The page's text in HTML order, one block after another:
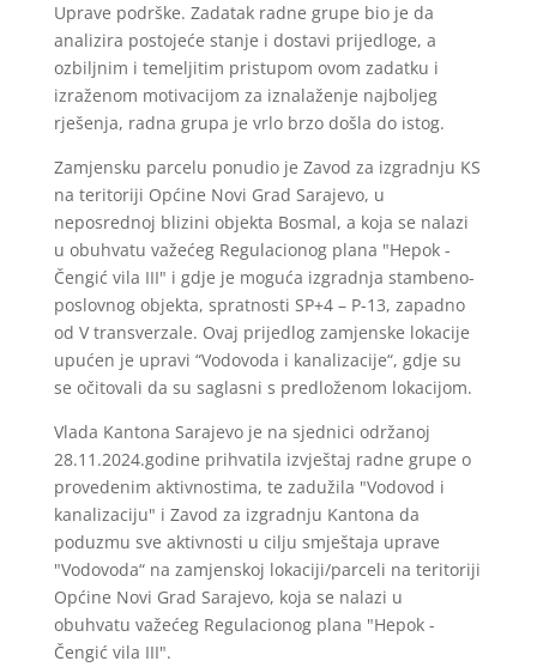
Uprave podrške. Zadatak radne grupe bio je da
analizira postojeće stanje i dostavi prijedloge, a
ozbiljnim i temeljitim pristupom ovom zadatku i
izraženom motivacijom za iznalaženje najboljeg
rješenja, radna grupa je vrlo brzo došla do istog.
Zamjensku parcelu ponudio je Zavod za izgradnju KS
na teritoriji Općine Novi Grad Sarajevo, u
neposrednoj blizini objekta Bosmal, a koja se nalazi
u obuhvatu važećeg Regulacionog plana "Hepok -
Čengić vila III" i gdje je moguća izgradnja stambeno-
poslovnog objekta, spratnosti SP+4 – P-13, zapadno
od V transverzale. Ovaj prijedlog zamjenske lokacije
upućen je upravi “Vodovoda i kanalizacije“, gdje su
se očitovali da su saglasni s predloženom lokacijom.
Vlada Kantona Sarajevo je na sjednici održanoj
28.11.2024.godine prihvatila izvještaj radne grupe o
provedenim aktivnostima, te zadužila "Vodovod i
kanalizaciju" i Zavod za izgradnju Kantona da
poduzmu sve aktivnosti u cilju smještaja uprave
"Vodovoda“ na zamjenskoj lokaciji/parceli na teritoriji
Općine Novi Grad Sarajevo, koja se nalazi u
obuhvatu važećeg Regulacionog plana "Hepok -
Čengić vila III".